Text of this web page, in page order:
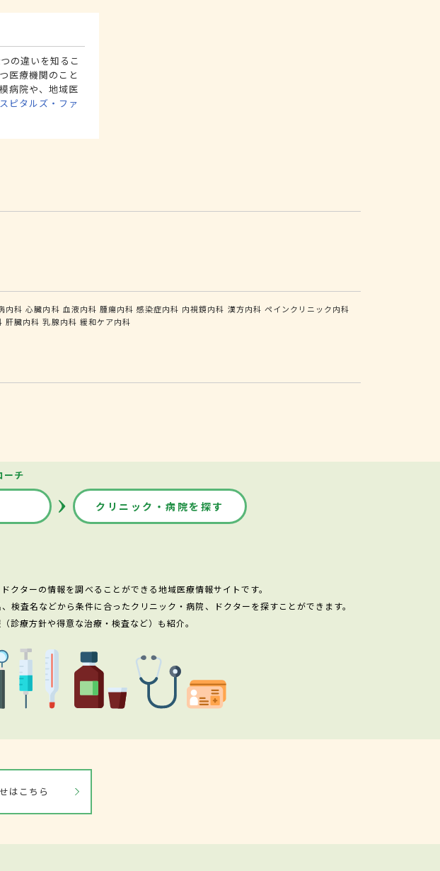
の違いを知るこ
医療機関のこと
病院や、地域医
ピタルズ・ファ
内科 心臓内科 血液内科 腫瘍内科 感染症内科 内視鏡内科 漢方内科 ペインクリニック内科
肝臓内科 乳腺内科 緩和ケア内科
ーチ
クリニック・病院を探す
クターの情報を調べることができる地域医療情報サイトです。
査名などから条件に合ったクリニック・病院、ドクターを探すことができます。
診療方針や得意な治療・検査など）も紹介。
はこちら